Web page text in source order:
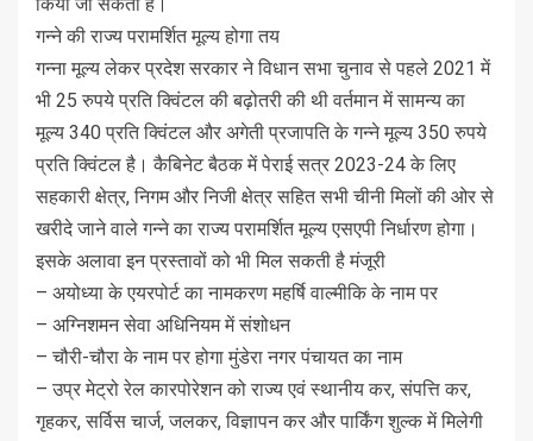
गन्ने की राज्य परामर्शित मूल्य होगा तय
गन्ना मूल्य लेकर प्रदेश सरकार ने विधान सभा चुनाव से पहले 2021 में
भी 25 रुपये प्रति क्विंटल की बढ़ोतरी की थी वर्तमान में सामन्य का
मूल्य 340 प्रति क्विंटल और अगेती प्रजापति के गन्ने मूल्य 350 रुपये
प्रति क्विंटल है। कैबिनेट बैठक में पेराई सत्र 2023-24 के लिए
सहकारी क्षेत्र, निगम और निजी क्षेत्र सहित सभी चीनी मिलों की ओर से
खरीदे जाने वाले गन्ने का राज्य परामर्शित मूल्य एसएपी निर्धारण होगा।
इसके अलावा इन प्रस्तावों को भी मिल सकती है मंजूरी
– अयोध्या के एयरपोर्ट का नामकरण महर्षि वाल्मीकि के नाम पर
– अग्निशमन सेवा अधिनियम में संशोधन
– चौरी-चौरा के नाम पर होगा मुंडेरा नगर पंचायत का नाम
– उप्र मेट्रो रेल कारपोरेशन को राज्य एवं स्थानीय कर, संपत्ति कर,
गृहकर, सर्विस चार्ज, जलकर, विज्ञापन कर और पार्किंग शुल्क में मिलेगी